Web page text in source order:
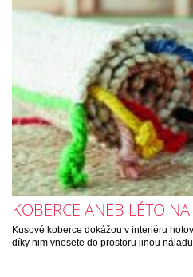
KOBERCE ANEB LÉTO
Kusové koberce dokážou v interiéru
díky nim vnesete do prostoru jinou